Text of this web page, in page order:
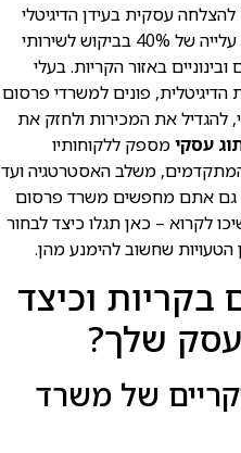
עסקית בעידן הדיגיטלי
של 2026. בשנים האחרונות, נרשמה עלייה של 40% בביקוש לשירותי
באזור הקריות. בעלי
פונים למשרדי פרסום
להגדיל את המכירות ולחזק את
עסקימספק ללקוחותיו
משלב האסטרטגיה ועד
גם אתם מחפשים משרד פרסום
לקרוא – כאן תגלו כיצד לבחור
הטעויות שחשוב להימנע מהן.
וכיצד
שלך?
של משרד